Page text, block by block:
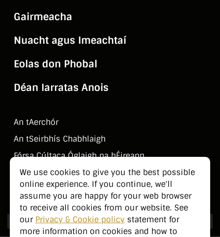
We use cookies to give you the best possible
online experience. If you continue, we'll
assume you are happy for your web browser
to receive all cookies from our website. See
our Privacy & Cookie policy statement for
more information on cookies and how to
Gairmeacha
Nuacht agus Imeachtaí
Eolas don Phobal
Déan Iarratas Anois
An tAerchór
An tSeirbhí­s Chabhlaigh
Fórsa Cúltaca Óglaigh na hÉireann
Déan Teagmháil Linn
Eolas don Phobal